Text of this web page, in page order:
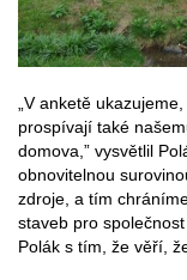
„V anketě
prospívají také
domova,” vysvětlil
obnovitelnou
zdroje, a tím
staveb pro
Polák s tím, že věří,